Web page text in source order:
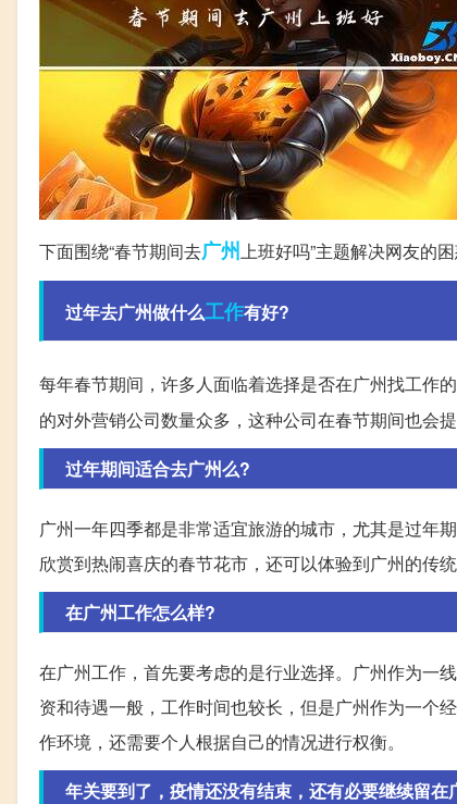
下面围绕“春节期间去广州上班好吗”主题解决网友的
过年去广州做什么工作有好?
每年春节期间，许多人面临着选择是否在广州找工作
的对外营销公司数量众多，这种公司在春节期间也会
过年期间适合去广州么?
广州一年四季都是非常适宜旅游的城市，尤其是过年
欣赏到热闹喜庆的春节花市，还可以体验到广州的传
在广州工作怎么样?
在广州工作，首先要考虑的是行业选择。广州作为一
资和待遇一般，工作时间也较长，但是广州作为一个
作环境，还需要个人根据自己的情况进行权衡。
年关要到了，疫情还没有结束，还有必要继续留在